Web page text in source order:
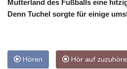
Mutterland des Fußballs eine
Denn Tuchel sorgte für einige
Hören Hör auf